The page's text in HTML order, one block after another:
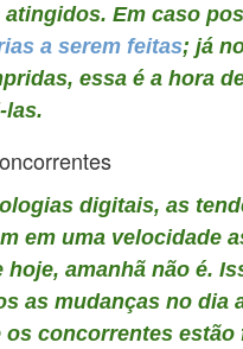
Em caso
a serem feitas; já
essa é a hora
las.
digitais, as
em uma velocidade
hoje, amanhã não é.
as mudanças no dia
concorrentes estão